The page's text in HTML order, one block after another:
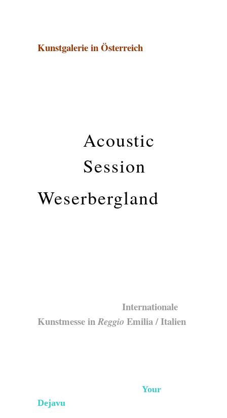
Kunstgalerie in Österreich
Acoustic
Session
Weserbergland
Internationale
Kunstmesse inReggio Emilia / Italien
Your
Dejavu